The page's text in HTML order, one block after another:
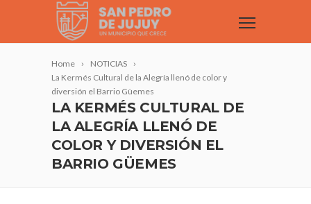
Home
NOTICIAS
La Kermés Cultural de la Alegría llenó de color y
diversión el Barrio Güemes
LA KERMÉS CULTURAL DE
LA ALEGRÍA LLENÓ DE
COLOR Y DIVERSIÓN EL
BARRIO GÜEMES